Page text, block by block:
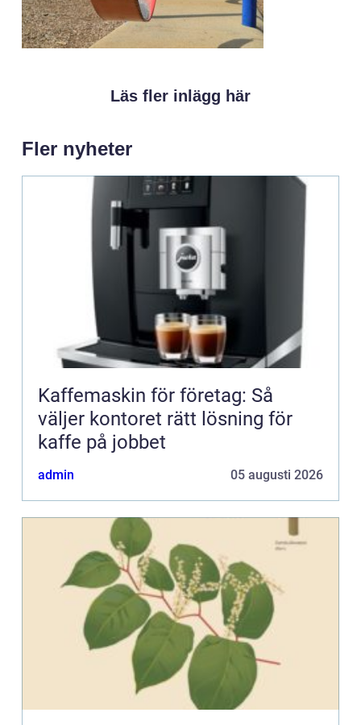
Läs fler inlägg här
Fler nyheter
Kaffemaskin för företag: Så
väljer kontoret rätt lösning för
kaffe på jobbet
admin 05 augusti 2026